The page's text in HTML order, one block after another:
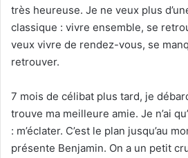
très heureuse. Je ne veux plus
classique : vivre ensemble, se
veux vivre de rendez-vous, se
retrouver.
7 mois de célibat plus tard, je
trouve ma meilleure amie. Je n’ai
: m’éclater. C’est le plan jusqu’au
présente Benjamin. On a un petit